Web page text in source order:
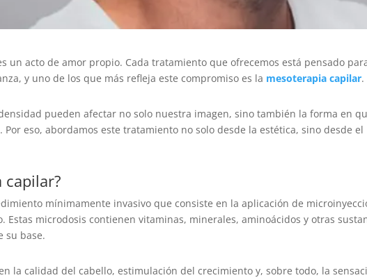
un acto de amor propio. Cada tratamiento que ofrecemos está pensado
y uno de los que más refleja este compromiso es la mesoterapia capilar.
pueden afectar no solo nuestra imagen, sino también la forma en
eso, abordamos este tratamiento no solo desde la estética, sino desde el
capilar?
mínimamente invasivo que consiste en la aplicación de
Estas microdosis contienen vitaminas, minerales, aminoácidos y otras
su base.
la calidad del cabello, estimulación del crecimiento y, sobre todo, la